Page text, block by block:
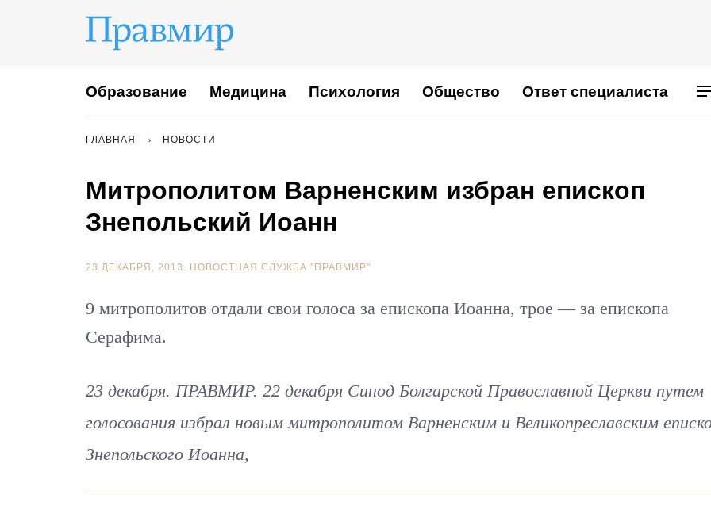
Образование Медицина Психология Общество Ответ специалиста
ГЛАВНАЯ НОВОСТИ
Митрополитом Варненским избран епископ
Знепольский Иоанн
23 ДЕКАБРЯ, 2013. НОВОСТНАЯ СЛУЖБА "ПРАВМИР"
9 митрополитов отдали свои голоса за епископа Иоанна, трое — за епископа
Серафима.
23 декабря. ПРАВМИР. 22 декабря Синод Болгарской Православной Церкви путем
голосования избрал новым митрополитом Варненским и Великопреславским
Знепольского Иоанна,